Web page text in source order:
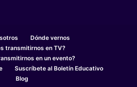
Dónde vernos
transmitirnos en TV?
en un evento?
Suscríbete al Boletín Educativo
Blog